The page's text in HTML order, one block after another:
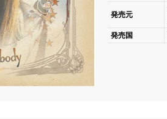
発売元
発売国